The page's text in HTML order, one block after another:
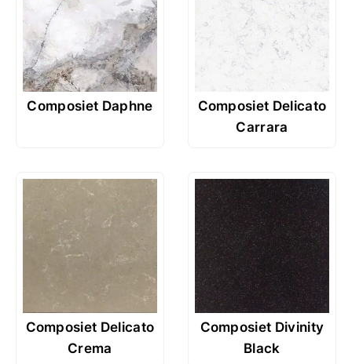
Composiet Daphne
Composiet Delicato
Carrara
Composiet Delicato
Crema
Composiet Divinity
Black